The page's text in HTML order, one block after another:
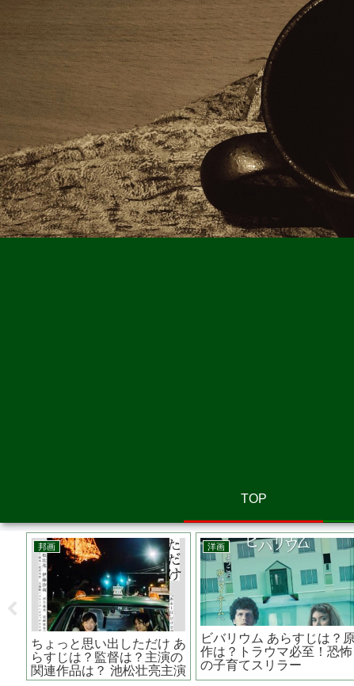
TOP
洋画
JOKER ジョーカー
JOKERに感情移入してし
まう哀しいほどの狂気
アニメ映画
AKIRAアキラ 大友 克洋
監督 いまだに色あせない
AKIRAの凄さ